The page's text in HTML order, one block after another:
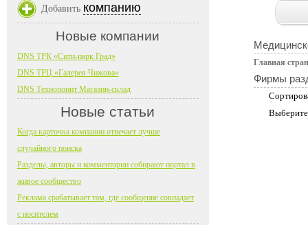
Главная
Фирмы
Добавить компанию
Новые компании
DNS ТРК «Сити-парк Град»
DNS ТРЦ «Галерея Чижова»
DNS Технопоинт Магазин-склад
Новые статьи
Когда карточка компании отвечает лучше
случайного поиска
Разделы, авторы и комментарии собирают портал в
живое сообщество
Реклама срабатывает там, где сообщение совпадает
с носителем